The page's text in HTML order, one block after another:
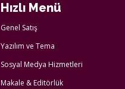
Hızlı Menü
Genel Satış
Yazılım ve Tema
Sosyal Medya Hizmetleri
Makale & Editörlük